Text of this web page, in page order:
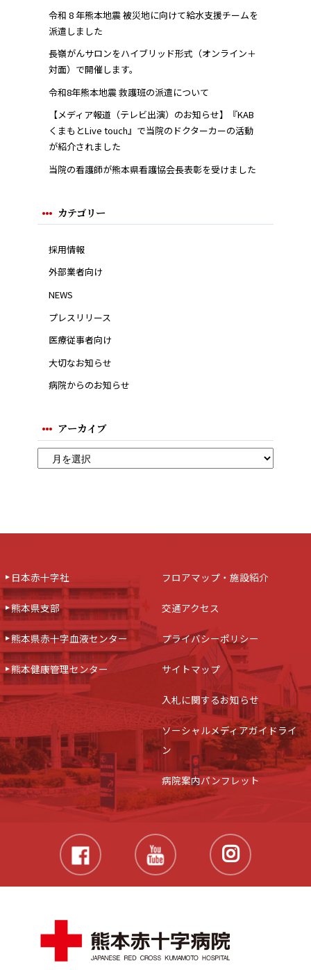
令和 8 年熊本地震 被災地に向けて給水支援チームを
派遣しました
長嶺がんサロンをハイブリッド形式（オンライン＋
対面）で開催します。
令和8年熊本地震 救護班の派遣について
【メディア報道（テレビ出演）のお知らせ】『KAB
くまもとLive touch』で当院のドクターカーの活動
が紹介されました
当院の看護師が熊本県看護協会長表彰を受けました
カテゴリー
採用情報
外部業者向け
NEWS
プレスリリース
医療従事者向け
大切なお知らせ
病院からのお知らせ
アーカイブ
日本赤十字社
熊本県支部
熊本県赤十字血液センター
熊本健康管理センター
フロアマップ・施設紹介
交通アクセス
プライバシーポリシー
サイトマップ
入札に関するお知らせ
ソーシャルメディアガイドライ
ン
病院案内パンフレット